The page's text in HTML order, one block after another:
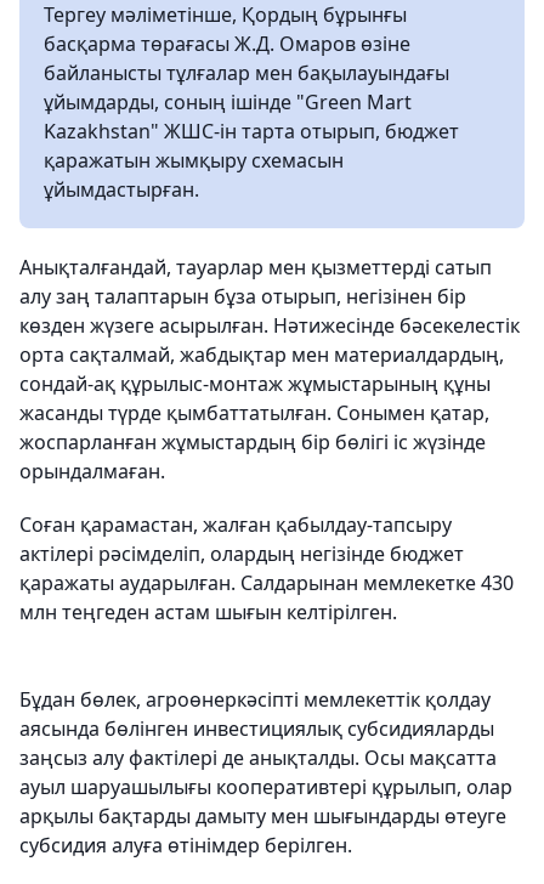
Тергеу мәліметінше, Қордың бұрынғы
басқарма төрағасы Ж.Д. Омаров өзіне
байланысты тұлғалар мен бақылауындағы
ұйымдарды, соның ішінде "Green Mart
Kazakhstan" ЖШС-ін тарта отырып, бюджет
қаражатын жымқыру схемасын
ұйымдастырған.
Анықталғандай, тауарлар мен қызметтерді сатып
алу заң талаптарын бұза отырып, негізінен бір
көзден жүзеге асырылған. Нәтижесінде бәсекелестік
орта сақталмай, жабдықтар мен материалдардың,
сондай-ақ құрылыс-монтаж жұмыстарының құны
жасанды түрде қымбаттатылған. Сонымен қатар,
жоспарланған жұмыстардың бір бөлігі іс жүзінде
орындалмаған.
Соған қарамастан, жалған қабылдау-тапсыру
актілері рәсімделіп, олардың негізінде бюджет
қаражаты аударылған. Салдарынан мемлекетке 430
млн теңгеден астам шығын келтірілген.
Бұдан бөлек, агроөнеркәсіпті мемлекеттік қолдау
аясында бөлінген инвестициялық субсидияларды
заңсыз алу фактілері де анықталды. Осы мақсатта
ауыл шаруашылығы кооперативтері құрылып, олар
арқылы бақтарды дамыту мен шығындарды өтеуге
субсидия алуға өтінімдер берілген.